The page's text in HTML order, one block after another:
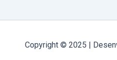
Copyright © 2025 |